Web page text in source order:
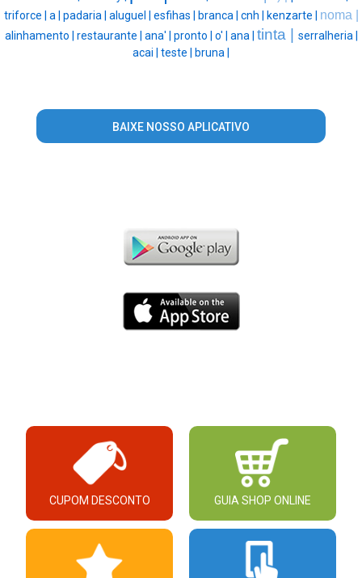
triforce | a | padaria | aluguel | esfihas | branca | cnh | kenzarte | noma |
alinhamento | restaurante | ana' | pronto | o' | ana | tinta |
serralheria |
acai | teste | bruna |
BAIXE NOSSO APLICATIVO
CUPOM DESCONTO GUIA SHOP ONLINE